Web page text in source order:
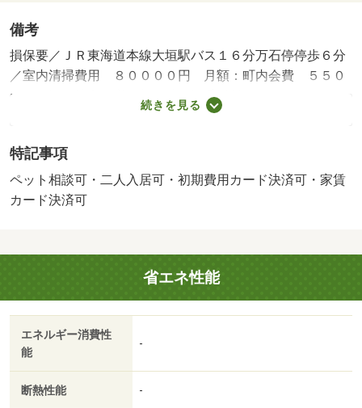
備考
損保要／ＪＲ東海道本線大垣駅バス１６分万石停停歩６分
／室内清掃費用 ８００００円 月額：町内会費 ５５０
円／保証会社利用必：契約時保証委託料：２５，０００円
／月額保証委託料：賃料総額の２．５％／二人入居可／ペ
円／ｒｕｕｍサポート（月額１９８０円、税込）が必要で
す。／鍵セット費３ ３００円／バストイレ別／エアコン
／クロゼット／フローリング／シャワー付洗面台／ＴＶイ
可／対面式キッチン／ペット相談／ＩＨクッキングヒータ
ー／照明付／ウォークインクロゼット／ネット使用料不要
／床下収納／２×４工法／都市ガス／ＢＳ／ＩＴ重説 対
応物件／初期費用カード決済可／家賃カード決済可／クス
リのアオキ あずま店（ドラッグストア）まで１０００ｍ
／ミニストップ 大垣波須店（コンビニ）まで３５０ｍ／
ーマート 大垣万石町店（コンビニ）まで５５０ｍ／バロ
続きを見る
特記事項
ペット相談可・二人入居可・初期費用カード決済可・家賃
カード決済可
省エネ性能
エネルギー消費性
能
-
断熱性能 -